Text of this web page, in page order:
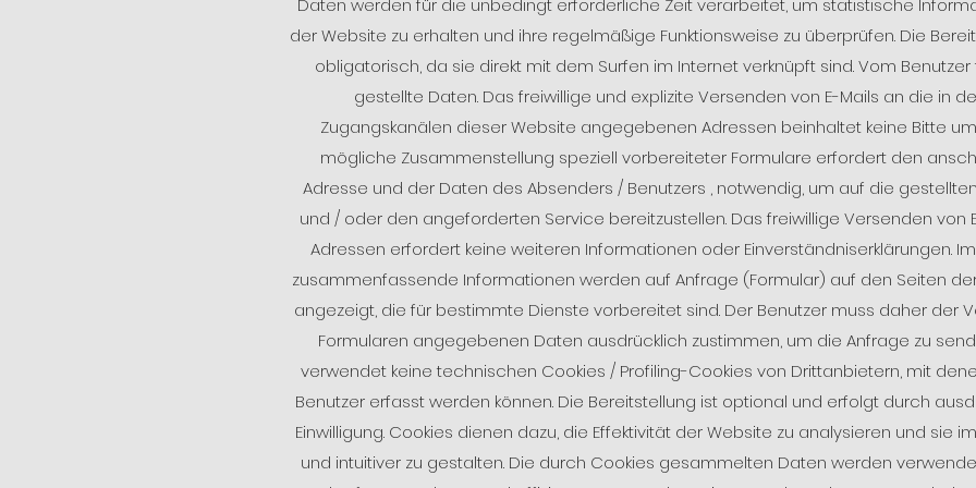
Daten werden für die unbedingt erforderliche Zeit verarbeitet, um statistische
der Website zu erhalten und ihre regelmäßige Funktionsweise zu überprüfen. Die
obligatorisch, da sie direkt mit dem Surfen im Internet verknüpft sind. Vom
gestellte Daten. Das freiwillige und explizite Versenden von E-Mails an die in
Zugangskanälen dieser Website angegebenen Adressen beinhaltet keine Bitte
mögliche Zusammenstellung speziell vorbereiteter Formulare erfordert den
Adresse und der Daten des Absenders / Benutzers , notwendig, um auf die
und / oder den angeforderten Service bereitzustellen. Das freiwillige Versenden von
Adressen erfordert keine weiteren Informationen oder Einverständniserklärungen.
zusammenfassende Informationen werden auf Anfrage (Formular) auf den Seiten
angezeigt, die für bestimmte Dienste vorbereitet sind. Der Benutzer muss daher der
Formularen angegebenen Daten ausdrücklich zustimmen, um die Anfrage zu
verwendet keine technischen Cookies / Profiling-Cookies von Drittanbietern, mit
Benutzer erfasst werden können. Die Bereitstellung ist optional und erfolgt durch
Einwilligung. Cookies dienen dazu, die Effektivität der Website zu analysieren und sie
und intuitiver zu gestalten. Die durch Cookies gesammelten Daten werden